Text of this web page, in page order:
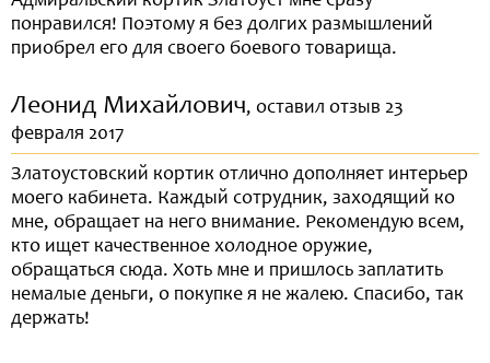
понравился! Поэтому я без долгих размышлений
приобрел его для своего боевого товарища.
Леонид Михайлович, оставил отзыв 23
февраля 2017
Златоустовский кортик отлично дополняет интерьер
моего кабинета. Каждый сотрудник, заходящий ко
мне, обращает на него внимание. Рекомендую всем,
кто ищет качественное холодное оружие,
обращаться сюда. Хоть мне и пришлось заплатить
немалые деньги, о покупке я не жалею. Спасибо, так
держать!